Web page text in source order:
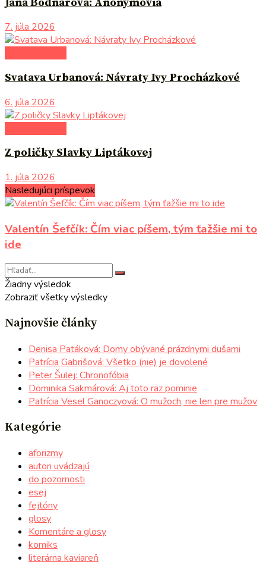
7. júla 2026
Svatava Urbanová: Návraty Ivy Procházkové
6. júla 2026
Z poličky Slavky Liptákovej
1. júla 2026
Nasledujúci príspevok
Valentín Šefčík: Čím viac píšem, tým ťažšie mi to
ide
Žiadny výsledok
Zobraziť všetky výsledky
Najnovšie články
Denisa Patáková: Domy obývané prázdnymi dušami
Patrícia Gabrišová: Všetko (nie) je dovolené
Peter Šulej: Chronofóbia
Dominika Sakmárová: Aj toto raz pominie
Patrícia Vesel Ganoczyová: O mužoch, nie len pre mužov
Kategórie
aforizmy
autori uvádzajú
do pozornosti
esej
fejtóny
glosy
Komentáre a glosy
komiks
literárna kaviareň